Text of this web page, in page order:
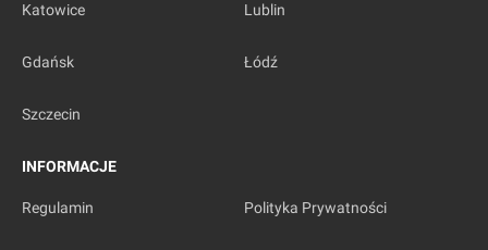
Katowice Lublin
Gdańsk Łódź
Szczecin
INFORMACJE
Regulamin Polityka Prywatności